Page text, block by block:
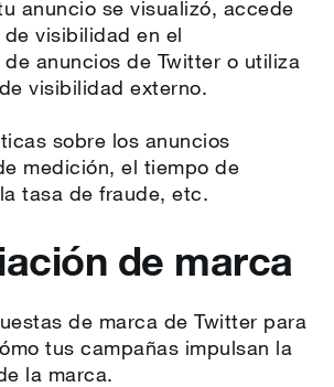
anuncio se visualizó, accede
visibilidad en el
anuncios de Twitter o utiliza
visibilidad externo.
sobre los anuncios
medición, el tiempo de
tasa de fraude, etc.
de marca
de marca de Twitter para
tus campañas impulsan la
la marca.